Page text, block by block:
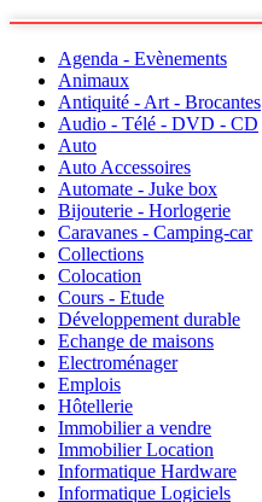
Agenda - Evènements
Animaux
Antiquité - Art - Brocantes
Audio - Télé - DVD - CD
Auto
Auto Accessoires
Automate - Juke box
Bijouterie - Horlogerie
Caravanes - Camping-car
Collections
Colocation
Cours - Etude
Développement durable
Echange de maisons
Electroménager
Emplois
Hôtellerie
Immobilier a vendre
Immobilier Location
Informatique Hardware
Informatique Logiciels